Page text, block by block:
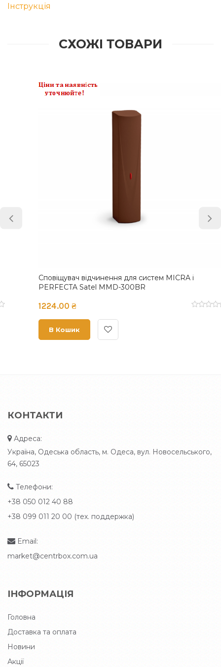
Інструкція
СХОЖІ ТОВАРИ
Сповіщувач відчинення для систем MICRA і
PERFECTA Satel MMD-300BR
1224.00 ₴
В Кошик
КОНТАКТИ
Адреса:
Україна, Одеська область, м. Одеса, вул. Новосельського,
64, 65023
Телефони:
+38 050 012 40 88
+38 099 011 20 00 (тех. поддержка)
Email:
market@centrbox.com.ua
ІНФОРМАЦІЯ
Головна
Доставка та оплата
Новини
Акції